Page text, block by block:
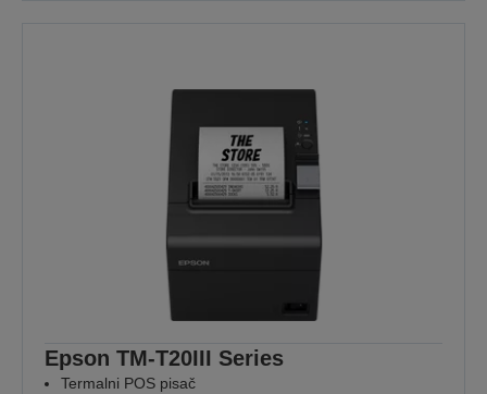
Epson TM-T20III Series
Termalni POS pisač